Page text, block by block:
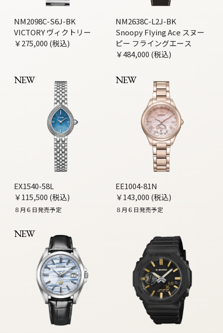
NM2098C-S6J-BK
VICTORY ヴィクトリー
￥275,000 (税込)
NM2638C-L2J-BK
Snoopy Flying Ace スヌー
ピー フライングエース
￥484,000 (税込)
NEW
EX1540-58L
￥115,500 (税込)
８月６日発売予定
NEW
EE1004-81N
￥143,000 (税込)
８月６日発売予定
NEW